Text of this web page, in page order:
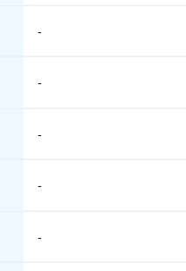
-
-
-
-
-